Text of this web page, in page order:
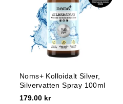
Noms+ Kolloidalt Silver,
Silvervatten Spray 100ml
179.00 kr